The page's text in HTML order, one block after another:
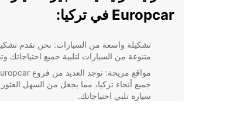
Europcar في تركيا:
تشكيلة واسعة من السيارات: نحن نقدم
متنوعة من السيارات لتلبية جميع احتياجاتك
جميع أنحاء تركيا، مما يجعل من السهل
سيارة تلبي احتياجاتك.